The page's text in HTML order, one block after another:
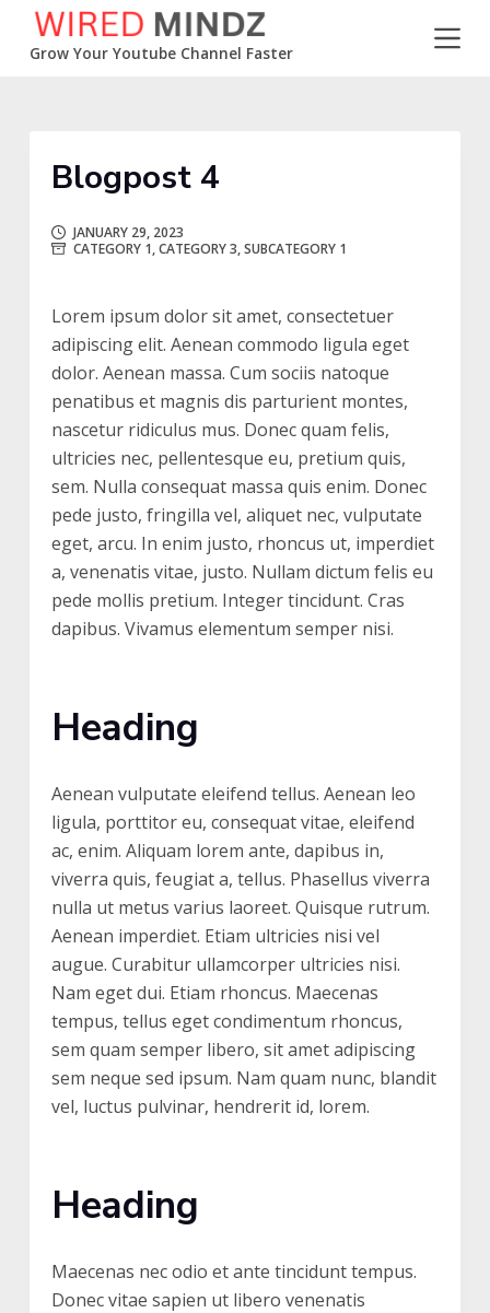
kGrow Your Youtube Channel Faster
Blogpost 4
JANUARY 29, 2023
CATEGORY 1,CATEGORY 3,SUBCATEGORY 1
Lorem ipsum dolor sit amet, consectetuer
adipiscing elit. Aenean commodo ligula eget
dolor. Aenean massa. Cum sociis natoque
penatibus et magnis dis parturient montes,
nascetur ridiculus mus. Donec quam felis,
ultricies nec, pellentesque eu, pretium quis,
sem. Nulla consequat massa quis enim. Donec
pede justo, fringilla vel, aliquet nec, vulputate
eget, arcu. In enim justo, rhoncus ut, imperdiet
a, venenatis vitae, justo. Nullam dictum felis eu
pede mollis pretium. Integer tincidunt. Cras
dapibus. Vivamus elementum semper nisi.
Heading
Aenean vulputate eleifend tellus. Aenean leo
ligula, porttitor eu, consequat vitae, eleifend
ac, enim. Aliquam lorem ante, dapibus in,
viverra quis, feugiat a, tellus. Phasellus viverra
nulla ut metus varius laoreet. Quisque rutrum.
Aenean imperdiet. Etiam ultricies nisi vel
augue. Curabitur ullamcorper ultricies nisi.
Nam eget dui. Etiam rhoncus. Maecenas
tempus, tellus eget condimentum rhoncus,
sem quam semper libero, sit amet adipiscing
sem neque sed ipsum. Nam quam nunc, blandit
vel, luctus pulvinar, hendrerit id, lorem.
Heading
Maecenas nec odio et ante tincidunt tempus.
Donec vitae sapien ut libero venenatis